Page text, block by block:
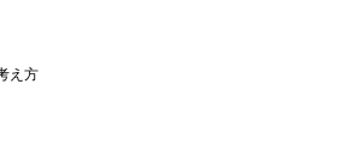
え方